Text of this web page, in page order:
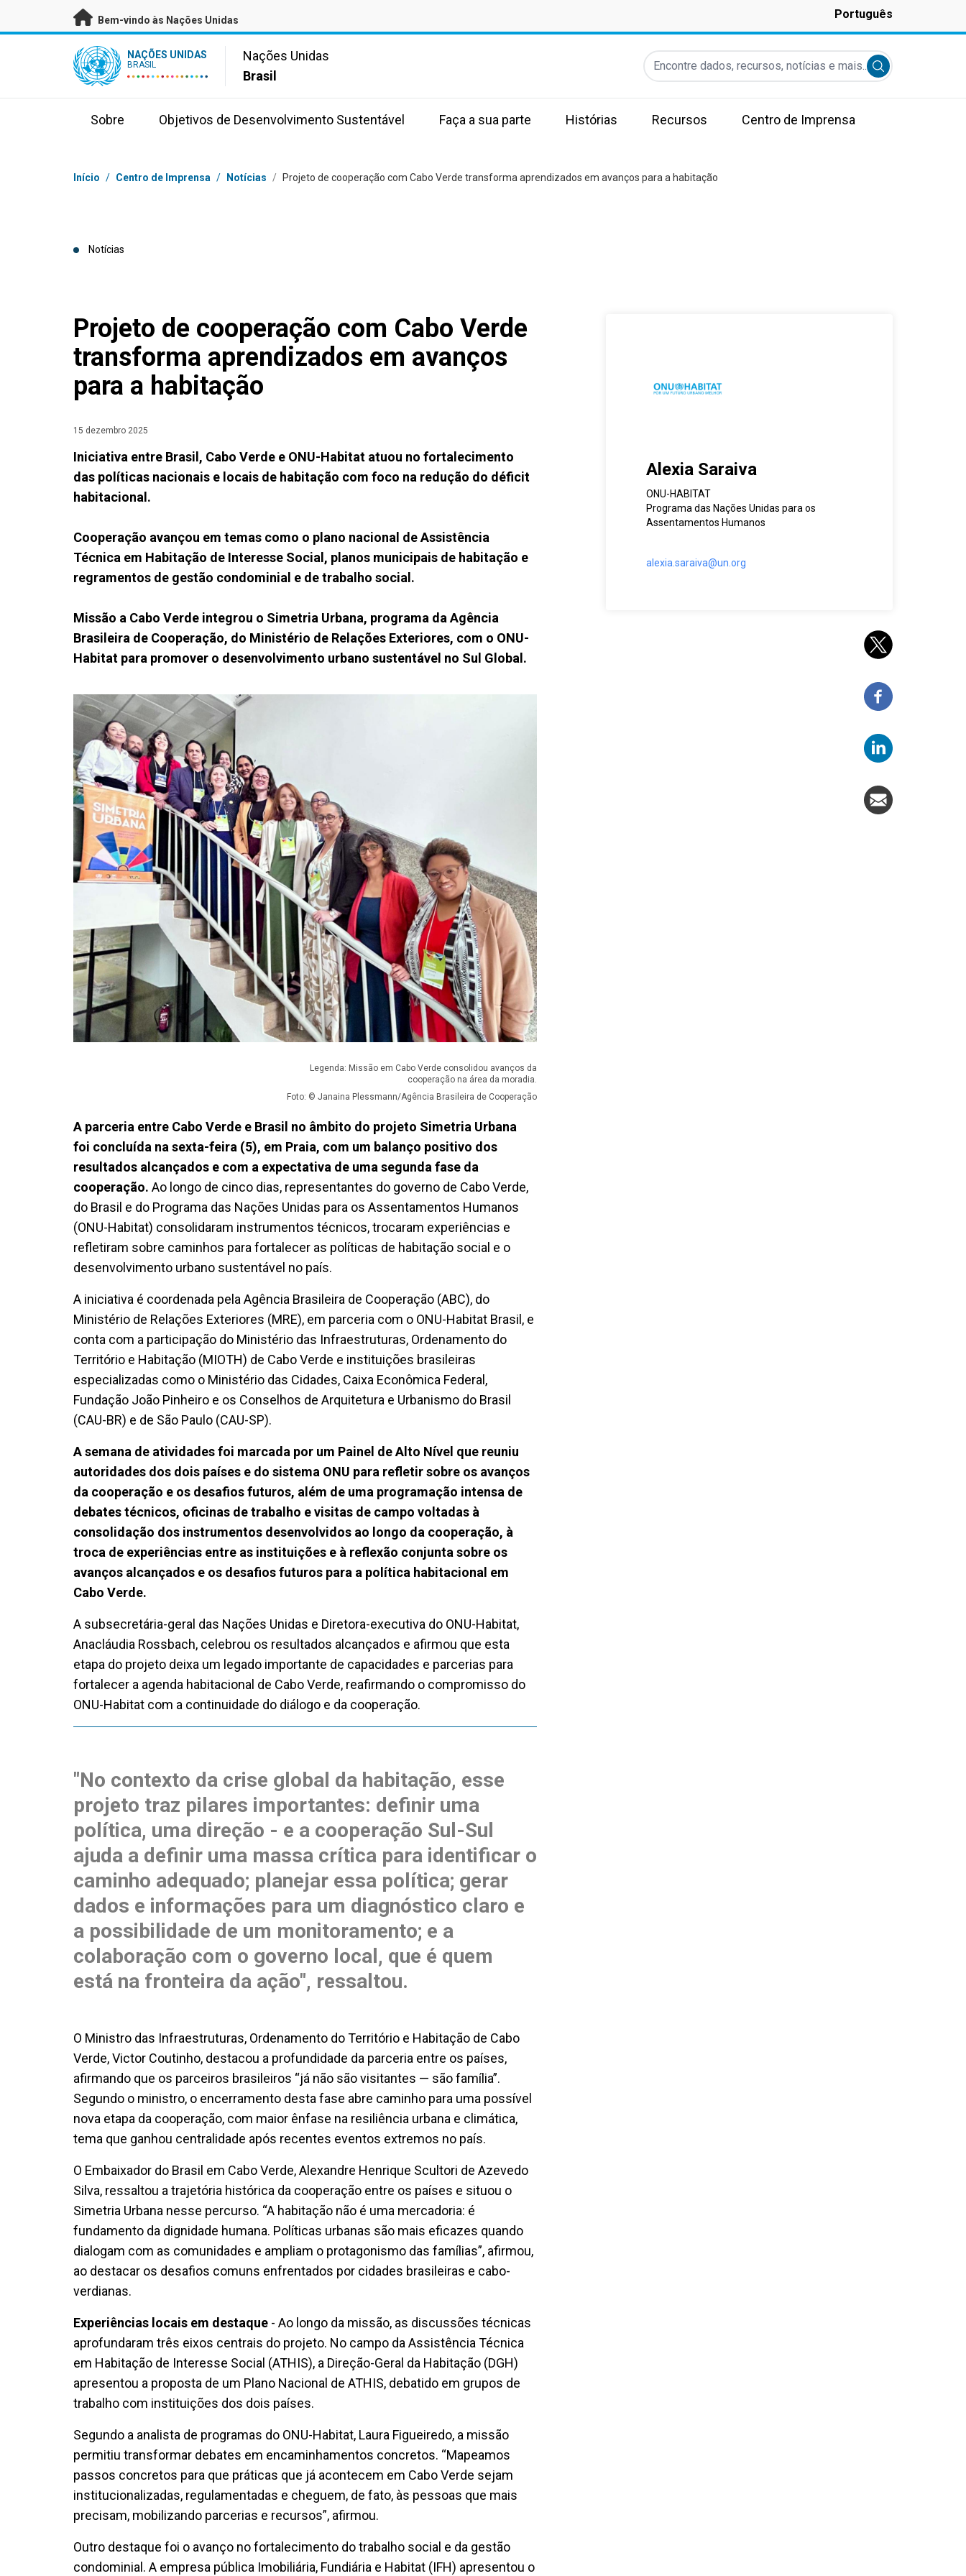
Saltar para conteúdo principal
Bem-vindo às Nações Unidas Português
UN Logo NAÇÕES UNIDAS
BRASIL
Nações Unidas
Brasil
Encontre dados, recursos, notícias e mais...
Submit search
Sobre Objetivos de Desenvolvimento Sustentável Faça a sua parte Histórias Recursos Centro de Imprensa
Navegação
Início / Centro de Imprensa / Notícias / Projeto de cooperação com Cabo Verde transforma aprendizados em avanços para a habitação
Notícias
Projeto de cooperação com Cabo Verde
transforma aprendizados em avanços
para a habitação
15 dezembro 2025
Iniciativa entre Brasil, Cabo Verde e ONU-Habitat atuou no fortalecimento
das políticas nacionais e locais de habitação com foco na redução do déficit
habitacional.
Cooperação avançou em temas como o plano nacional de Assistência
Técnica em Habitação de Interesse Social, planos municipais de habitação e
regramentos de gestão condominial e de trabalho social.
Missão a Cabo Verde integrou o Simetria Urbana, programa da Agência
Brasileira de Cooperação, do Ministério de Relações Exteriores, com o ONU-
Habitat para promover o desenvolvimento urbano sustentável no Sul Global.
Legenda: Missão em Cabo Verde consolidou avanços da
cooperação na área da moradia.
Foto: © Janaina Plessmann/Agência Brasileira de Cooperação
A parceria entre Cabo Verde e Brasil no âmbito do projeto Simetria Urbana
foi concluída na sexta-feira (5), em Praia, com um balanço positivo dos
resultados alcançados e com a expectativa de uma segunda fase da
cooperação. Ao longo de cinco dias, representantes do governo de Cabo Verde,
do Brasil e do Programa das Nações Unidas para os Assentamentos Humanos
(ONU-Habitat) consolidaram instrumentos técnicos, trocaram experiências e
refletiram sobre caminhos para fortalecer as políticas de habitação social e o
desenvolvimento urbano sustentável no país.
A iniciativa é coordenada pela Agência Brasileira de Cooperação (ABC), do
Ministério de Relações Exteriores (MRE), em parceria com o ONU-Habitat Brasil, e
conta com a participação do Ministério das Infraestruturas, Ordenamento do
Território e Habitação (MIOTH) de Cabo Verde e instituições brasileiras
especializadas como o Ministério das Cidades, Caixa Econômica Federal,
Fundação João Pinheiro e os Conselhos de Arquitetura e Urbanismo do Brasil
(CAU-BR) e de São Paulo (CAU-SP).
A semana de atividades foi marcada por um Painel de Alto Nível que reuniu
autoridades dos dois países e do sistema ONU para refletir sobre os avanços
da cooperação e os desafios futuros, além de uma programação intensa de
debates técnicos, oficinas de trabalho e visitas de campo voltadas à
consolidação dos instrumentos desenvolvidos ao longo da cooperação, à
troca de experiências entre as instituições e à reflexão conjunta sobre os
avanços alcançados e os desafios futuros para a política habitacional em
Cabo Verde.
A subsecretária-geral das Nações Unidas e Diretora-executiva do ONU-Habitat,
Anacláudia Rossbach, celebrou os resultados alcançados e afirmou que esta
etapa do projeto deixa um legado importante de capacidades e parcerias para
fortalecer a agenda habitacional de Cabo Verde, reafirmando o compromisso do
ONU-Habitat com a continuidade do diálogo e da cooperação.
"No contexto da crise global da habitação, esse
projeto traz pilares importantes: definir uma
política, uma direção - e a cooperação Sul-Sul
ajuda a definir uma massa crítica para identificar o
caminho adequado; planejar essa política; gerar
dados e informações para um diagnóstico claro e
a possibilidade de um monitoramento; e a
colaboração com o governo local, que é quem
está na fronteira da ação", ressaltou.
O Ministro das Infraestruturas, Ordenamento do Território e Habitação de Cabo
Verde, Victor Coutinho, destacou a profundidade da parceria entre os países,
afirmando que os parceiros brasileiros “já não são visitantes — são família”.
Segundo o ministro, o encerramento desta fase abre caminho para uma possível
nova etapa da cooperação, com maior ênfase na resiliência urbana e climática,
tema que ganhou centralidade após recentes eventos extremos no país.
O Embaixador do Brasil em Cabo Verde, Alexandre Henrique Scultori de Azevedo
Silva, ressaltou a trajetória histórica da cooperação entre os países e situou o
Simetria Urbana nesse percurso. “A habitação não é uma mercadoria: é
fundamento da dignidade humana. Políticas urbanas são mais eficazes quando
dialogam com as comunidades e ampliam o protagonismo das famílias”, afirmou,
ao destacar os desafios comuns enfrentados por cidades brasileiras e cabo-
verdianas.
Experiências locais em destaque - Ao longo da missão, as discussões técnicas
aprofundaram três eixos centrais do projeto. No campo da Assistência Técnica
em Habitação de Interesse Social (ATHIS), a Direção-Geral da Habitação (DGH)
apresentou a proposta de um Plano Nacional de ATHIS, debatido em grupos de
trabalho com instituições dos dois países.
Segundo a analista de programas do ONU-Habitat, Laura Figueiredo, a missão
permitiu transformar debates em encaminhamentos concretos. “Mapeamos
passos concretos para que práticas que já acontecem em Cabo Verde sejam
institucionalizadas, regulamentadas e cheguem, de fato, às pessoas que mais
precisam, mobilizando parcerias e recursos”, afirmou.
Outro destaque foi o avanço no fortalecimento do trabalho social e da gestão
condominial. A empresa pública Imobiliária, Fundiária e Habitat (IFH) apresentou o
Alexia Saraiva
ONU-HABITAT
Programa das Nações Unidas para os
Assentamentos Humanos
alexia.saraiva@un.org